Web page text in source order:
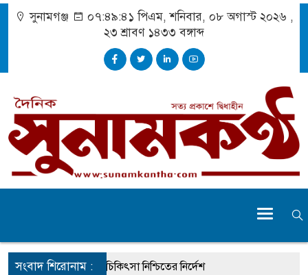
সুনামগঞ্জ ০৭:৪৯:৪২ পিএম, শনিবার, ০৮ অগাস্ট ২০২৬ ,
২৩ শ্রাবণ ১৪৩৩ বঙ্গাব্দ
সংবাদ শিরোনাম :
দুর্ঘটনায় আহতদের চিকিৎসা নিশ্চিতের নির্দেশ